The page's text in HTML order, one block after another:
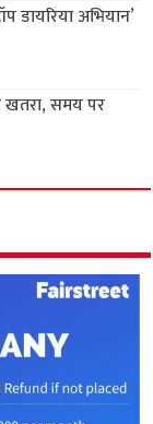
डायरिया अभियान’
खतरा, समय पर